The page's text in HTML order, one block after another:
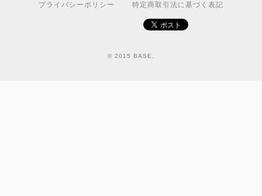
プライバシーポリシー 特定商取引法に基づく表記
© 2015 BASE.